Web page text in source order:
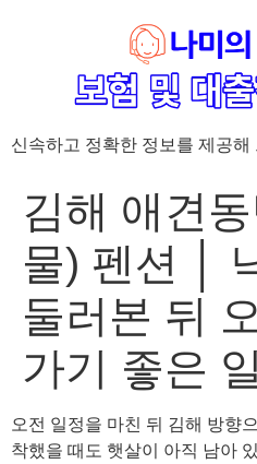
신속하고 정확한 정보를 제공해
김해 애견
물) 펜션 │
둘러본 뒤
가기 좋은
오전 일정을 마친 뒤 김해 방향
착했을 때도 햇살이 아직 남아